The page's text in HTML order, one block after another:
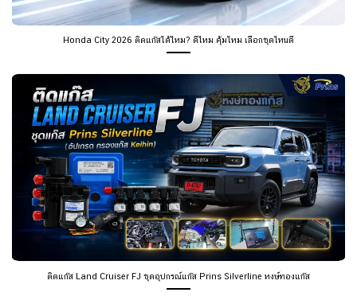
Honda City 2026 ติดแก๊สได้ไหม? ดีไหม คุ้มไหม เลือกชุดไหนดี
ติดแก๊ส Land Cruiser FJ ชุดอุปกรณ์แก๊ส Prins Silverline หงษ์ทองแก๊ส